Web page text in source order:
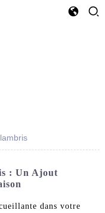
: Un Ajout
dans votre